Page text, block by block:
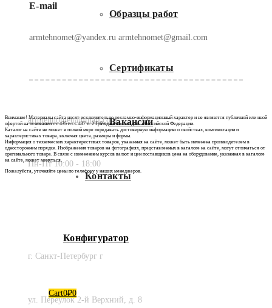
armtehnomet@gmail.com
Пн-Пт 10:00 - 18:00
г. Санкт-Петербург г
ул. Переулок 2-й Верхний, д. 8
Образцы работ
Сертификаты
Вакансии
Контакты
Конфигуратор
Cart0₽0
E-mail
armtehnomet@yandex.ru armtehnomet@gmail.com
Внимание! Материалы сайта носят исключительно рекламно-информационный характер и не являются публичной или иной
офертой на основании ст. 435 и ст. 437 п. 2 Гражданского кодекса Российской Федерации.
Каталог на сайте не может в полной мере передавать достоверную информацию о свойствах, комплектации и
характеристиках товара, включая цвета, размеры и формы.
Информация о технических характеристиках товаров, указанная на сайте, может быть изменена производителем в
одностороннем порядке. Изображения товаров на фотографиях, представленных в каталоге на сайте, могут отличаться от
оригинального товара. В связи с изменением курсов валют и цен поставщиков цена на оборудование, указанная в каталоге
на сайте, может меняться.
Пожалуйста, уточняйте цены по телефону у наших менеджеров.